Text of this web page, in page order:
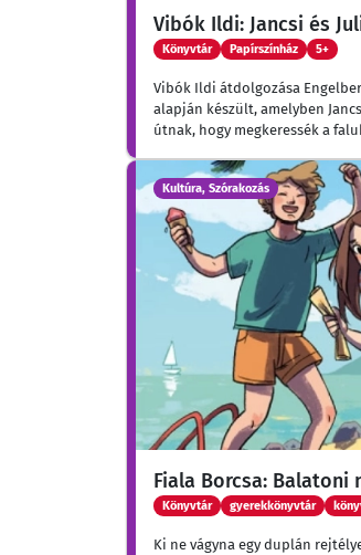
Vibók Ildi: Jancsi és
Könyvtár Papírszínház 5+
Vibók Ildi átdolgozása
alapján készült, amelyben
útnak, hogy megkeressék a
Kultúra, Szórakozás
Fiala Borcsa: Balatoni
Könyvtár gyerekkönyvtár
Ki ne vágyna egy duplán